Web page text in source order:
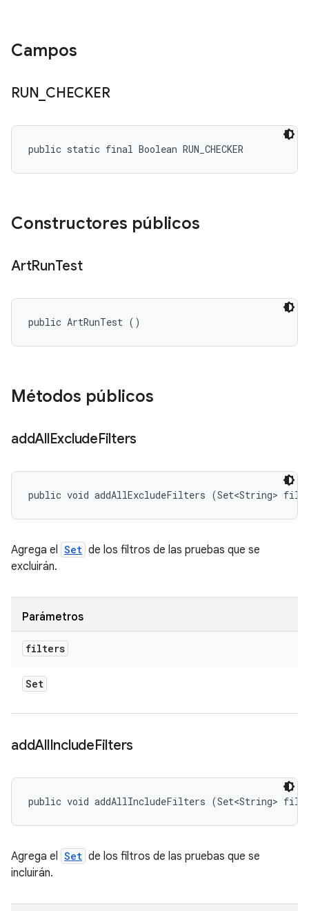
Campos
RUN CHECKER
public static final Boolean RUN_CHECKER
Constructores públicos
ArtRunTest
public ArtRunTest ()
Métodos públicos
addAllExcludeFilters
public void addAllExcludeFilters (Set<String>
Agrega el Set de los filtros de las pruebas que se
excluirán.
Parámetros
filters
Set
addAllIncludeFilters
public void addAllIncludeFilters (Set<String>
Agrega el Set de los filtros de las pruebas que se
incluirán.